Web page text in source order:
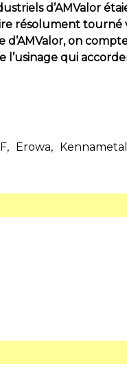
d’AMValor
résolument tourné
on
l’usinage qui
Erowa,